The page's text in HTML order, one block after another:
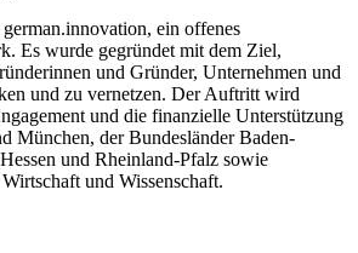
ein offenes
Es wurde gegründet mit dem Ziel,
und Gründer, Unternehmen und
und zu vernetzen. Der Auftritt wird
und die finanzielle Unterstützung
München, der Bundesländer Baden-
und Rheinland-Pfalz sowie
und Wissenschaft.